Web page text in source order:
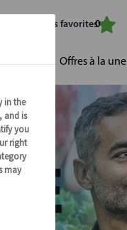
Mes offres favorites0
Offres à la une